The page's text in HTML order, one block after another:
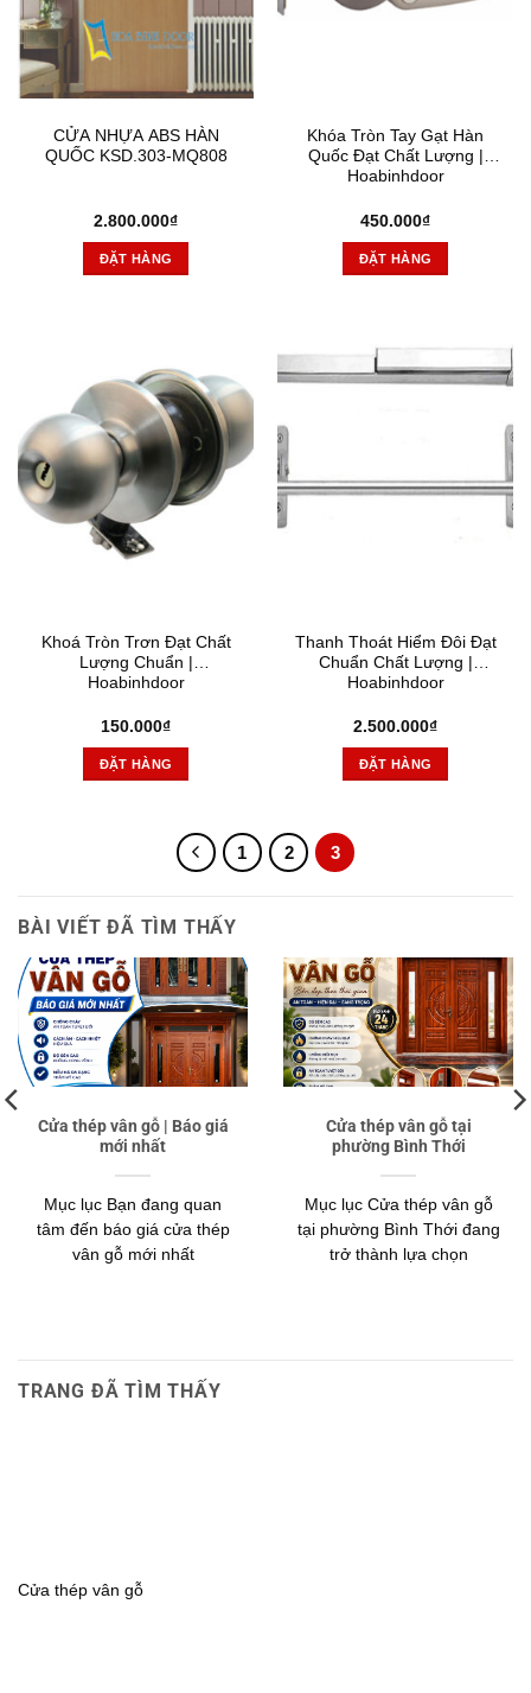
CỬA NHỰA ABS HÀN
QUỐC KSD.303-MQ808
2.800.000₫
ĐẶT HÀNG
Khóa Tròn Tay Gạt Hàn
Quốc Đạt Chất Lượng |
Hoabinhdoor
450.000₫
ĐẶT HÀNG
Khoá Tròn Trơn Đạt Chất
Lượng Chuẩn |
Hoabinhdoor
150.000₫
ĐẶT HÀNG
Thanh Thoát Hiểm Đôi Đạt
Chuẩn Chất Lượng |
Hoabinhdoor
2.500.000₫
ĐẶT HÀNG
1 2 3
BÀI VIẾT ĐÃ TÌM THẤY
Cửa thép vân gỗ | Báo giá
mới nhất
Mục lục Bạn đang quan
tâm đến báo giá cửa thép
vân gỗ mới nhất
Cửa thép vân gỗ tại
phường Bình Thới
Mục lục Cửa thép vân gỗ
tại phường Bình Thới đang
trở thành lựa chọn
TRANG ĐÃ TÌM THẤY
Cửa thép vân gỗ